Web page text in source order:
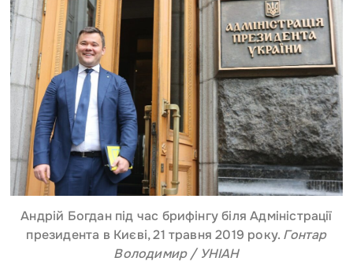
Андрій Богдан під час брифінгу біля Адміністрації
президента в Києві, 21 травня 2019 року. Гонтар
Володимир / УНІАН